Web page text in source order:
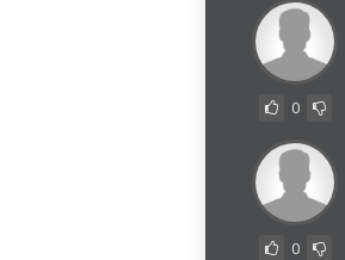
0
0